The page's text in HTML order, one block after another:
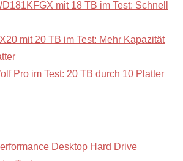
mit 18 TB im Test: Schnell
mit 20 TB im Test: Mehr Kapazität
Pro im Test: 20 TB durch 10 Platter
Desktop Hard Drive